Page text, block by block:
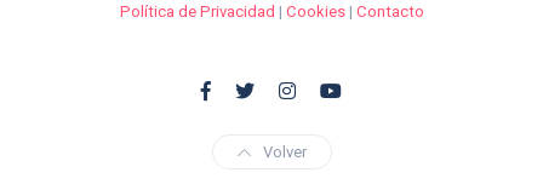
Política de Privacidad | Cookies| Contacto
Volver